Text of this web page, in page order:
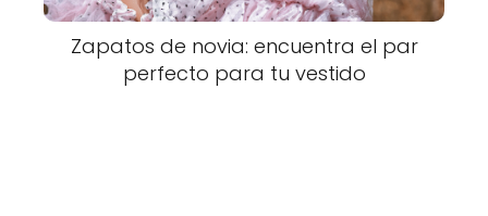
Zapatos de novia: encuentra el par
perfecto para tu vestido